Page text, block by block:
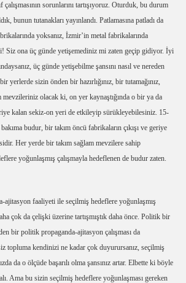
çalışmasının sorunlarını tartışıyoruz. Oturduk, bu durum
bunun tutanakları yayınlandı. Patlamasına patladı da
yoksanız, İzmir’in metal fabrikalarında
Siz ona üç günde yetişemediniz mi zaten geçip gidiyor. İyi
üç günde yetişebilme şansını nasıl ve nereden
yerlerde sizin önden bir hazırlığınız, bir tutamağınız,
mevzileriniz olacak ki, on yer kaynaştığında o bir ya da
kalan sekiz-on yeri de etkileyip sürükleyebilesiniz. 15-
budur, bir takım öncü fabrikaların çıkışı ve geriye
Her yerde bir takım sağlam mevzilere sahip
yoğunlaşmış çalışmayla hedeflenen de budur zaten.
ajitasyon faaliyeti ile seçilmiş hedeflere yoğunlaşmış
çok da çelişki üzerine tartışmıştık daha önce. Politik bir
bir politik propaganda-ajitasyon çalışması da
topluma kendinizi ne kadar çok duyurursanız, seçilmiş
da o ölçüde başarılı olma şansınız artar. Elbette ki böyle
Ama bu sizin seçilmiş hedeflere yoğunlaşması gereken